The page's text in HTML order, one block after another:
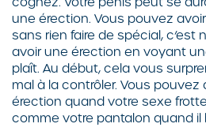
une érection. Vous pouvez
sans rien faire de spécial, c’est
avoir une érection en voyant
plaît. Au début, cela vous
mal à la contrôler. Vous pouvez
érection quand votre sexe
comme votre pantalon quand il